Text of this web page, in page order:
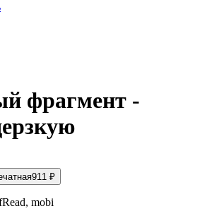
фрагмент -
911 ₽
mobi